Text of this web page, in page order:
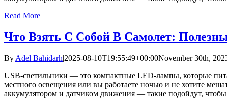
Read More
Что Взять С Собой В Самолет:
By Adel Bahidarh|2025-08-10T19:55:49+00:00November 30th,
USB-светильники — это компактные LED-лампы, которые
местного освещения или вы работаете ночью и не хотите
аккумулятором и датчиком движения — такие подойдут,